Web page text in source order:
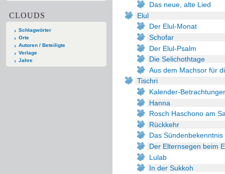
CLOUDS
Schlagwörter
Orte
Autoren / Beteiligte
Verlage
Jahre
Das neue, alte Lied
Elul
Der Elul-Monat
Schofar
Der Elul-Psalm
Die Selichothtage
Tischri
Kalender-
Hanna
Rosch Haschono am
Rückkehr
Das
Der Elternsegen beim
Lulab
In der Sukkoh